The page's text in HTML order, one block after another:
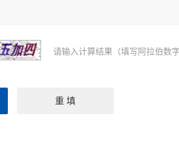
请输入计算结果（填写阿拉伯数